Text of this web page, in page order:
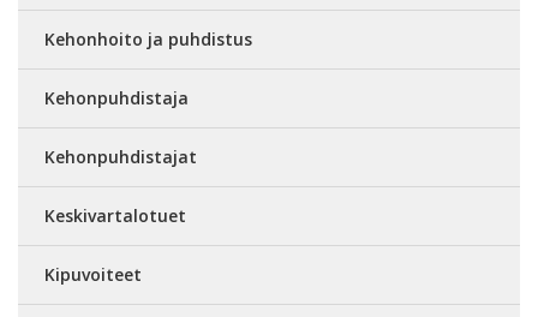
Kehonhoito ja puhdistus
Kehonpuhdistaja
Kehonpuhdistajat
Keskivartalotuet
Kipuvoiteet